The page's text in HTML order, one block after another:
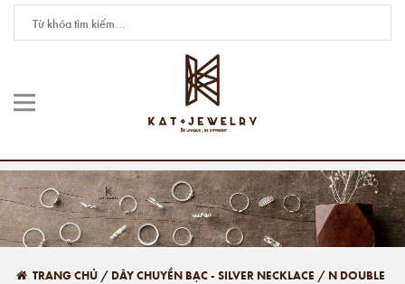
TRANG CHỦ / DÂY CHUYỀN BẠC - SILVER NECKLACE / N DOUBLE